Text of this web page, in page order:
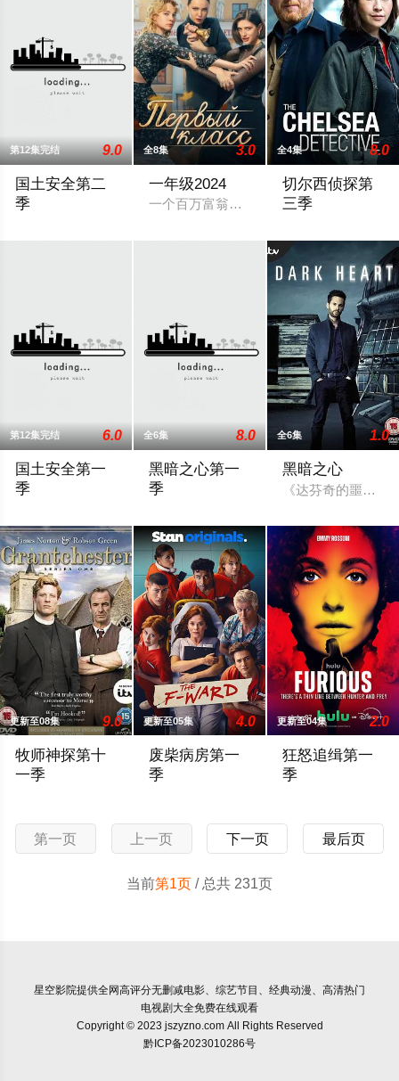
第12集完结 9.0
国土安全第二
季
全8集 3.0
一年级2024
一个百万富翁的妻子、一个穷困潦倒的知
全4集 8.0
切尔西侦探第
三季
第12集完结 6.0
国土安全第一
季
全6集 8.0
黑暗之心第一
季
全6集 1.0
黑暗之心
《达芬奇的噩梦
更新至08集 9.0
牧师神探第十
一季
更新至05集 4.0
废柴病房第一
季
更新至04集 2.0
狂怒追缉第一
季
第一页 上一页 下一页 最后页
当前第1页 / 总共 231页
星空影院提供全网高评分无删减电影、综艺节目、经典动漫、高清热门
电视剧大全免费在线观看
Copyright © 2023 jszyzno.com All Rights Reserved
黔ICP备2023010286号